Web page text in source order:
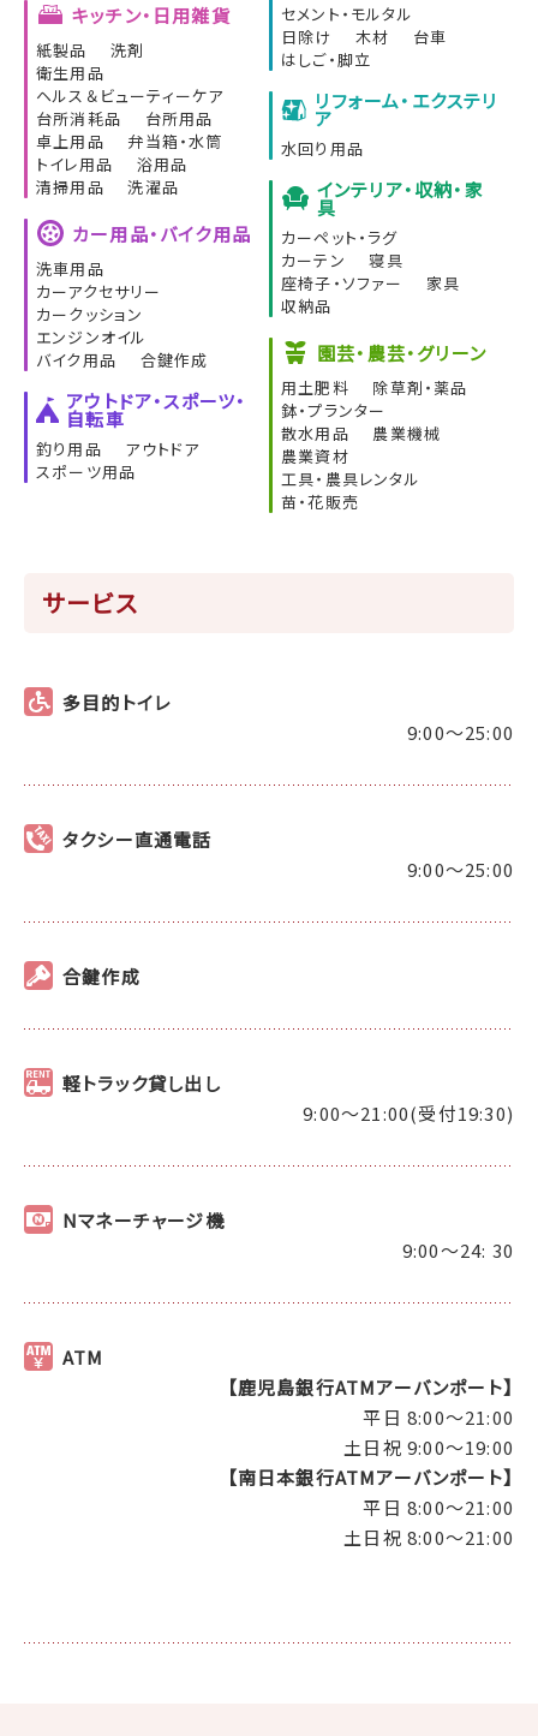
キッチン・日用雑貨
紙製品
洗剤
衛生用品
ヘルス＆ビューティーケア
台所消耗品
台所用品
卓上用品
弁当箱・水筒
トイレ用品
浴用品
清掃用品
洗濯品
カー用品・バイク用品
洗車用品
カーアクセサリー
カークッション
エンジンオイル
バイク用品
合鍵作成
アウトドア・スポーツ・
自転車
釣り用品
アウトドア
スポーツ用品
セメント・モルタル
日除け
木材
台車
はしご・脚立
リフォーム・エクステリ
ア
水回り用品
インテリア・収納・家
具
カーペット・ラグ
カーテン
寝具
座椅子・ソファー
家具
収納品
園芸・農芸・グリーン
用土肥料
除草剤・薬品
鉢・プランター
散水用品
農業機械
農業資材
工具・農具レンタル
苗・花販売
サービス
多目的トイレ
9:00～25:00
タクシー直通電話
9:00～25:00
合鍵作成
軽トラック貸し出し
9:00～21:00(受付19:30)
Nマネーチャージ機
9:00～24: 30
ATM
【鹿児島銀行ATMアーバンポート】
平日 8:00～21:00
土日祝 9:00～19:00
【南日本銀行ATMアーバンポート】
平日 8:00～21:00
土日祝 8:00～21:00